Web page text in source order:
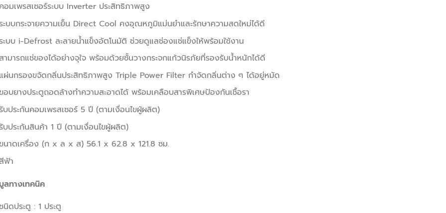
อมเพรสเซอร์ระบบ Inverter ประสิทธิภาพสูง
ะบบกระจายความเย็น Direct Cool คงอุณหภูมิแม่นยำและรักษาความสดใหม่ได้ดี
ะบบ i-Defrost ละลายน้ำแข็งอัตโนมัติ ช่วยดูแลช่องแช่แข็งให้พร้อมใช้งาน
ามารถแช่ของได้อย่างจุใจ พร้อมด้วยชั้นวางกระจกแก้วนิรภัยที่รองรับน้ำหนักได้ดี
ผ่นกรองขจัดกลิ่นประสิทธิภาพสูง Triple Power Filter กำจัดกลิ่นต่าง ๆ ได้อยู่หมัด
อบยางประตูถอดล้างทำความสะอาดได้ พร้อมเคลือบสารพิเศษป้องกันเชื้อรา
บประกันคอมเพรสเซอร์ 5 ปี (ตามเงื่อนไขผู้ผลิต)
บประกันสินค้า 1 ปี (ตามเงื่อนไขผู้ผลิต)
นาดเครื่อง (ก x ล x ส) 56.1 x 62.8 x 121.8 ซม.
ฟ้า
ลทางเทคนิค
นิดประตู : 1 ประตู